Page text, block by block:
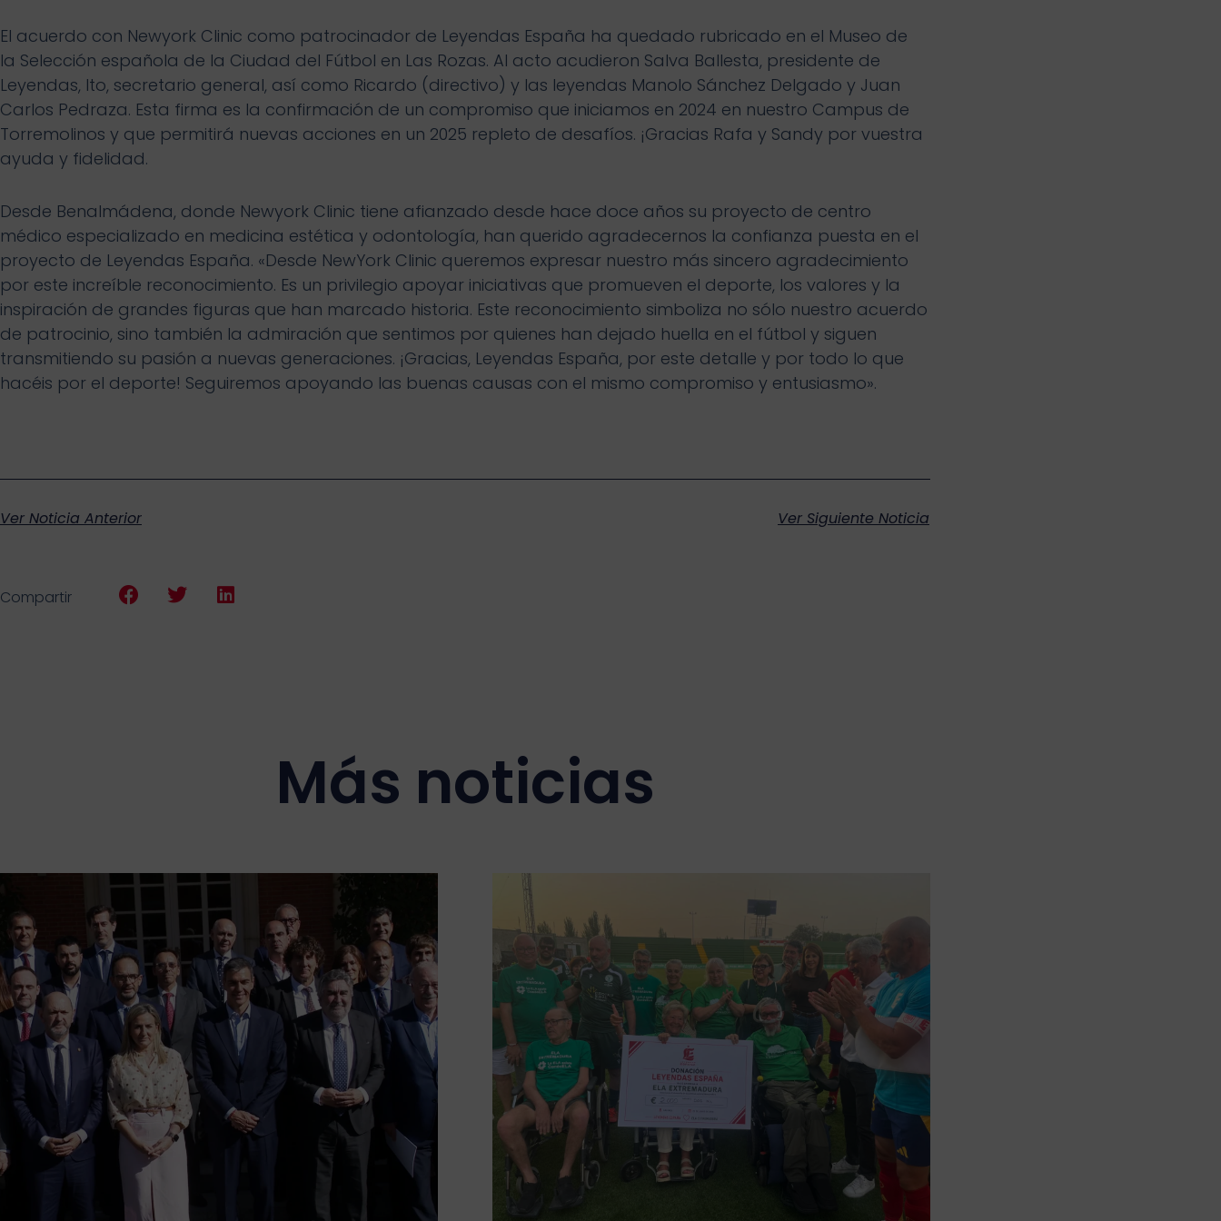
El acuerdo con Newyork Clinic como patrocinador de Leyendas España ha quedado rubricado en el Museo de
la Selección española de la Ciudad del Fútbol en Las Rozas. Al acto acudieron Salva Ballesta, presidente de
Leyendas, Ito, secretario general, así como Ricardo (directivo) y las leyendas Manolo Sánchez Delgado y Juan
Carlos Pedraza. Esta firma es la confirmación de un compromiso que iniciamos en 2024 en nuestro Campus de
Torremolinos y que permitirá nuevas acciones en un 2025 repleto de desafíos. ¡Gracias Rafa y Sandy por vuestra
ayuda y fidelidad.
Desde Benalmádena, donde Newyork Clinic tiene afianzado desde hace doce años su proyecto de centro
médico especializado en medicina estética y odontología, han querido agradecernos la confianza puesta en el
proyecto de Leyendas España. «Desde NewYork Clinic queremos expresar nuestro más sincero agradecimiento
por este increíble reconocimiento. Es un privilegio apoyar iniciativas que promueven el deporte, los valores y la
inspiración de grandes figuras que han marcado historia. Este reconocimiento simboliza no sólo nuestro acuerdo
de patrocinio, sino también la admiración que sentimos por quienes han dejado huella en el fútbol y siguen
transmitiendo su pasión a nuevas generaciones. ¡Gracias, Leyendas España, por este detalle y por todo lo que
hacéis por el deporte! Seguiremos apoyando las buenas causas con el mismo compromiso y entusiasmo».
Ver Noticia Anterior Ver Siguiente Noticia
Compartir
Más noticias